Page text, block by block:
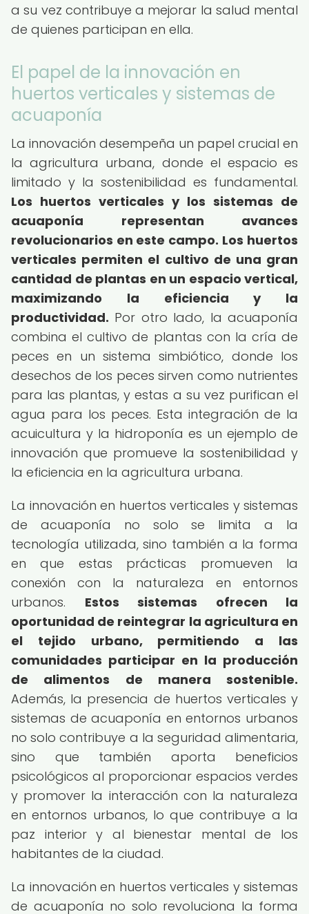
a su vez contribuye a mejorar la salud mental
de quienes participan en ella.
El papel de la innovación en
huertos verticales y sistemas de
acuaponía
La innovación desempeña un papel crucial en
la agricultura urbana, donde el espacio es
limitado y la sostenibilidad es fundamental.
Los huertos verticales y los sistemas de
acuaponía representan avances
revolucionarios en este campo. Los huertos
verticales permiten el cultivo de una gran
cantidad de plantas en un espacio vertical,
maximizando la eficiencia y la
productividad. Por otro lado, la acuaponía
combina el cultivo de plantas con la cría de
peces en un sistema simbiótico, donde los
desechos de los peces sirven como nutrientes
para las plantas, y estas a su vez purifican el
agua para los peces. Esta integración de la
acuicultura y la hidroponía es un ejemplo de
innovación que promueve la sostenibilidad y
la eficiencia en la agricultura urbana.
La innovación en huertos verticales y sistemas
de acuaponía no solo se limita a la
tecnología utilizada, sino también a la forma
en que estas prácticas promueven la
conexión con la naturaleza en entornos
urbanos. Estos sistemas ofrecen la
oportunidad de reintegrar la agricultura en
el tejido urbano, permitiendo a las
comunidades participar en la producción
de alimentos de manera sostenible.
Además, la presencia de huertos verticales y
sistemas de acuaponía en entornos urbanos
no solo contribuye a la seguridad alimentaria,
sino que también aporta beneficios
psicológicos al proporcionar espacios verdes
y promover la interacción con la naturaleza
en entornos urbanos, lo que contribuye a la
paz interior y al bienestar mental de los
habitantes de la ciudad.
La innovación en huertos verticales y sistemas
de acuaponía no solo revoluciona la forma